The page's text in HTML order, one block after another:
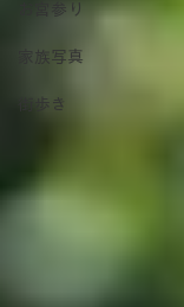
お宮参り
家族写真
街歩き